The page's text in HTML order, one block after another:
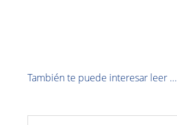
También te puede interesar leer ...